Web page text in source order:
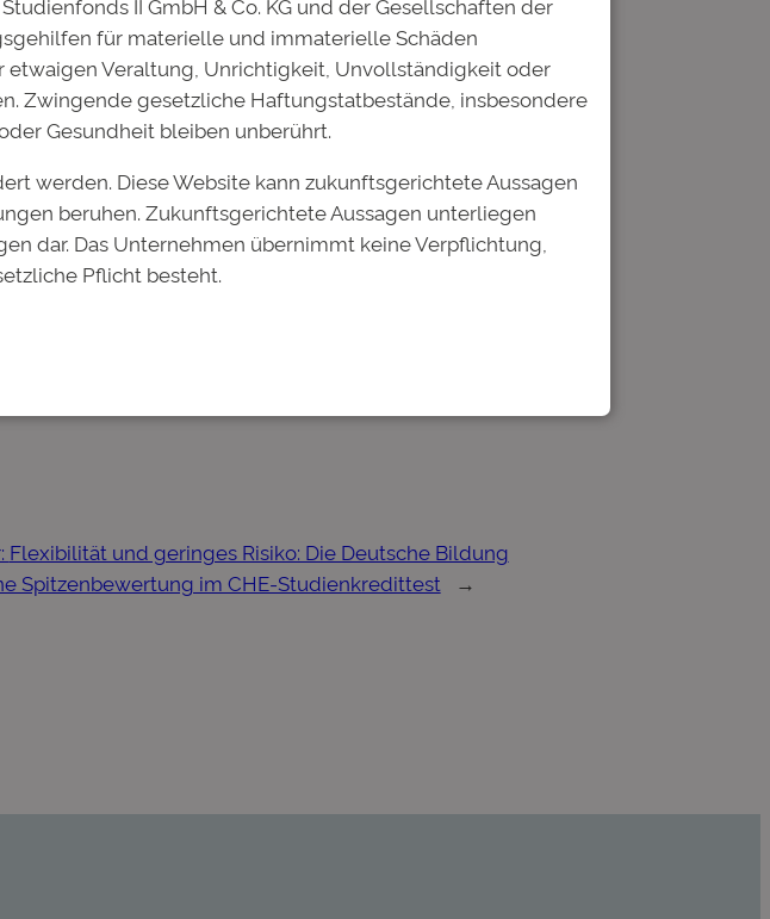
nächsten Kommentar speichern.
Flexibilität und geringes Risiko: Die Deutsche Bildung
Spitzenbewertung im CHE-Studienkredittest
→
II GmbH & Co. KG und der Gesellschaften der
für materielle und immaterielle Schäden
Veraltung, Unrichtigkeit, Unvollständigkeit oder
Zwingende gesetzliche Haftungstatbestände, insbesondere
Gesundheit bleiben unberührt.
werden. Diese Website kann zukunftsgerichtete Aussagen
beruhen. Zukunftsgerichtete Aussagen unterliegen
dar. Das Unternehmen übernimmt keine Verpflichtung,
Pflicht besteht.